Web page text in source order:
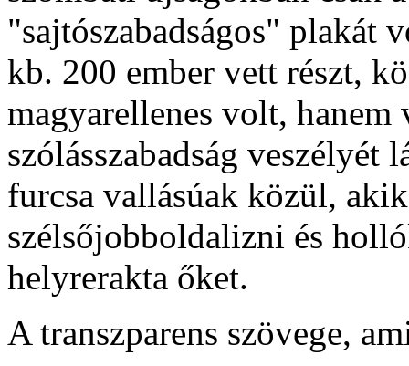
"sajtószabadságos" plakát
kb. 200 ember vett részt,
magyarellenes volt, hanem
szólásszabadság
furcsa vallásúak közül,
szélsőjobboldalizni és
helyrerakta őket.
A transzparens szövege,